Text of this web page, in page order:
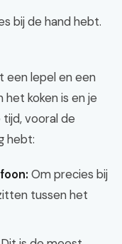
bij de hand hebt.
een lepel en een
koken is en je
vooral de
hebt:
Om precies bij
tussen het